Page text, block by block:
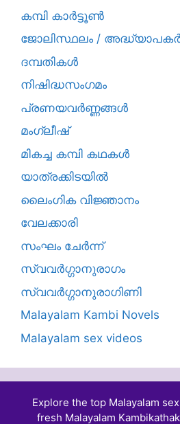
കമ്പി കാർട്ടൂൺ
ജോലിസ്ഥലം /
ദമ്പതികള്‍
നിഷിദ്ധസംഗമം
പ്രണയവർണ്ണങ്ങൾ
മംഗ്ലീഷ്
മികച്ച കമ്പി കഥകൾ
യാത്രക്കിടയില്‍
ലൈംഗിക വിജ്ഞാനം
വേലക്കാരി
സംഘം ചേർന്ന്
സ്വവർഗ്ഗാനുരാഗം
സ്വവർഗ്ഗാനുരാഗിണി
Malayalam Kambi Novels
Malayalam sex videos
Explore the top Malayalam
fresh Malayalam